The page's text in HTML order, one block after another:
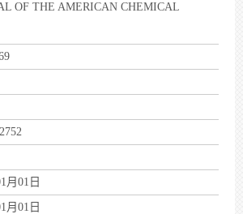
OF THE AMERICAN CHEMICAL
月01日
月01日